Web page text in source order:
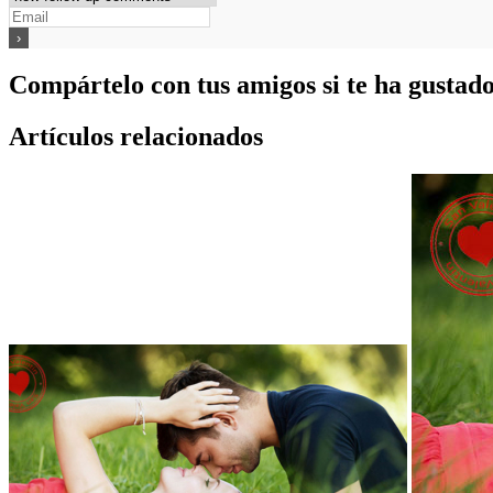
Compártelo con tus amigos si te ha
Artículos relacionados